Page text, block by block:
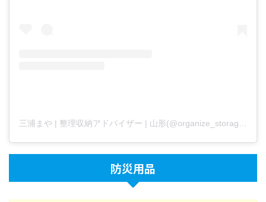
三浦まや | 整理収納アドバイザー | 山形(@organize_storage_)がシェアした投稿
防災用品